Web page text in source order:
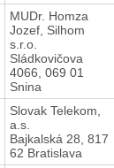
MUDr. Homza
Jozef, Silhom
s.r.o.
Sládkovičova
4066, 069 01
Snina
Slovak Telekom,
a.s.
Bajkalská 28, 817
62 Bratislava